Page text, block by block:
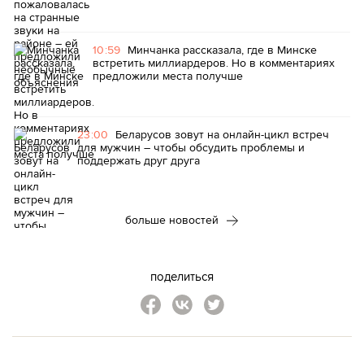
10:59 Минчанка рассказала, где в Минске
встретить миллиардеров. Но в комментариях
предложили места получше
23:00 Беларусов зовут на онлайн-цикл встреч
для мужчин – чтобы обсудить проблемы и
поддержать друг друга
больше новостей
поделиться